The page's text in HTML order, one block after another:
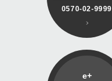
0570-02-9999
e+